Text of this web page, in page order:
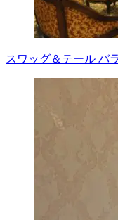
スワッグ＆テール バ